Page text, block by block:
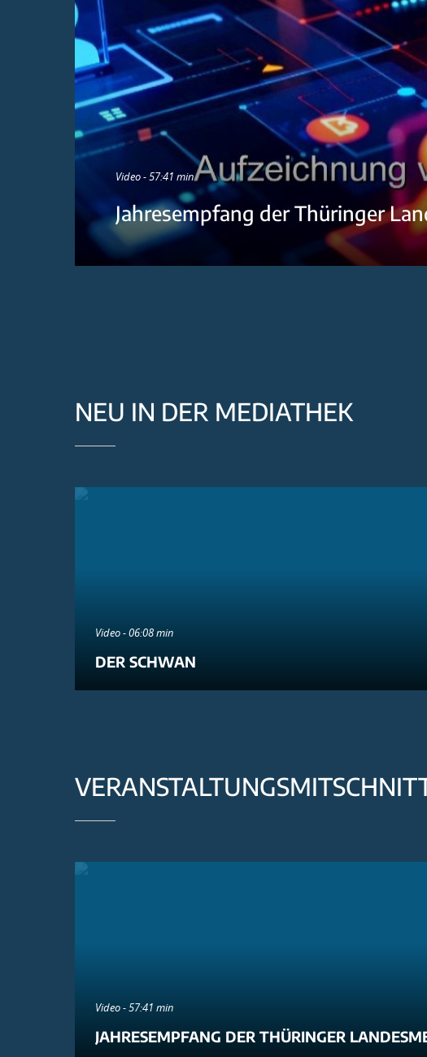
Video - 57:41 min
Jahresempfang der Thüringer
NEU IN DER MEDIATHEK
Video - 06:08 min
DER SCHWAN
Video - 57:41 min
JAHRESEMPFANG DER THÜRINGER